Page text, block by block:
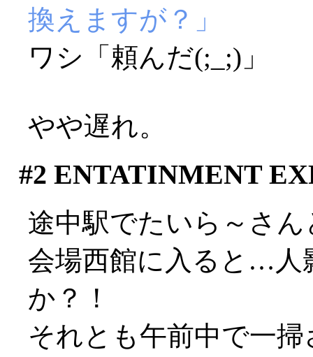
換えますが？」
ワシ「頼んだ(;_;)」
やや遅れ。
#2 ENTATINMENT
途中駅でたいら～さ
会場西館に入ると…人
か？！
それとも午前中で一